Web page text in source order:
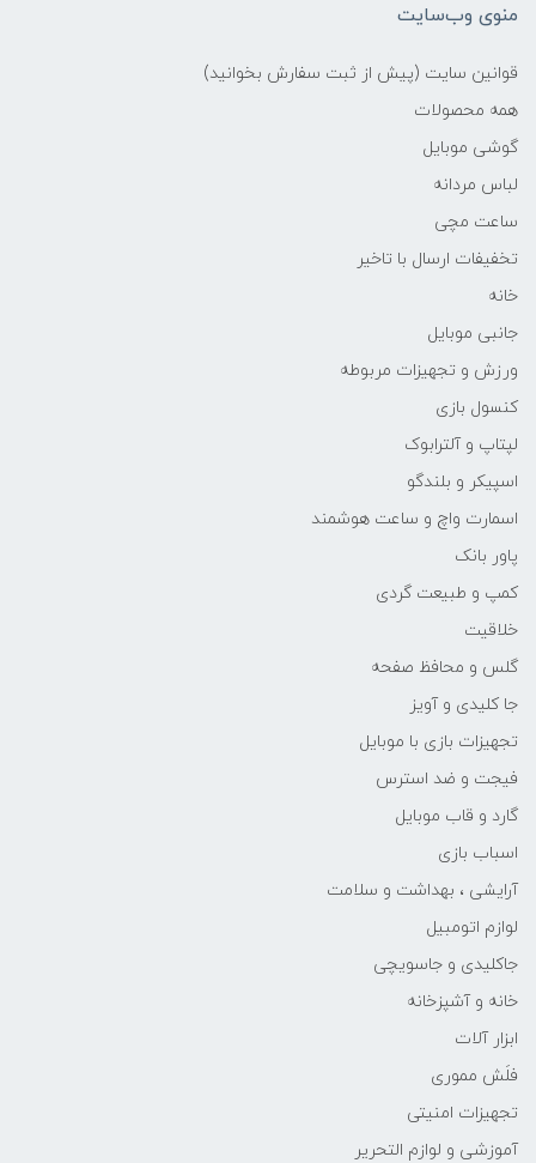
منوی وب‌سایت
قوانین سایت (پیش از ثبت سفارش بخوانید)
همه محصولات
گوشی موبایل
لباس مردانه
ساعت مچی
تخفیفات ارسال با تاخیر
خانه
جانبی موبایل
ورزش و تجهیزات مربوطه
کنسول بازی
لپتاپ و آلترابوک
اسپیکر و بلندگو
اسمارت واچ و ساعت هوشمند
پاور بانک
کمپ و طبیعت گردی
خلاقیت
گلس و محافظ صفحه
جا کلیدی و آویز
تجهیزات بازی با موبایل
فیجت و ضد استرس
گارد و قاب موبایل
اسباب بازی
آرایشی ، بهداشت و سلامت
لوازم اتومبیل
جاکلیدی و جاسویچی
خانه و آشپزخانه
ابزار آلات
فلَش مموری
تجهیزات امنیتی
آموزشی و لوازم التحریر